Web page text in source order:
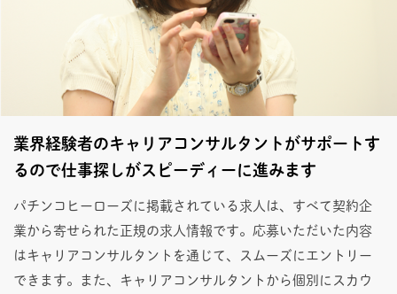
業界経験者のキャリアコンサルタントがサポートす
るので仕事探しがスピーディーに進みます
パチンコヒーローズに掲載されている求人は、すべて契約企
業から寄せられた正規の求人情報です。応募いただいた内容
はキャリアコンサルタントを通じて、スムーズにエントリー
できます。また、キャリアコンサルタントから個別にスカウ